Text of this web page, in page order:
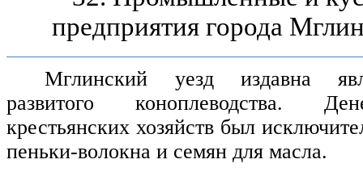
предприятия города
Мглинский уезд издавна
развитого коноплеводства.
крестьянских хозяйств был
пеньки-волокна и семян для масла.